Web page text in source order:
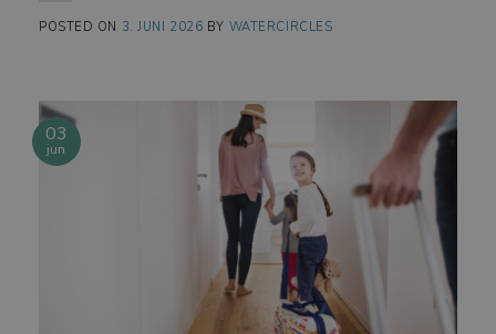
POSTED ON 3. JUNI 2026 BY WATERCIRCLES
03
jun